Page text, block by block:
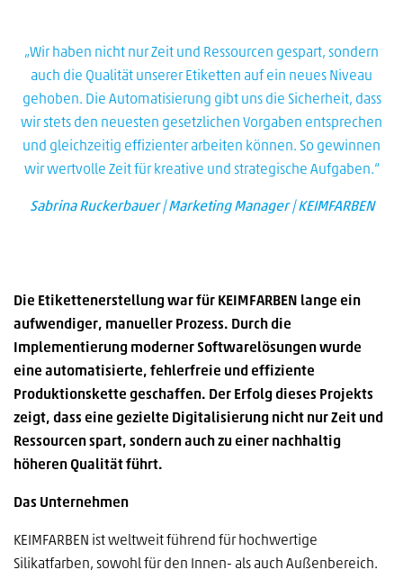
„Wir haben nicht nur Zeit und Ressourcen gespart, sondern
auch die Qualität unserer Etiketten auf ein neues Niveau
gehoben. Die Automatisierung gibt uns die Sicherheit, dass
wir stets den neuesten gesetzlichen Vorgaben entsprechen
und gleichzeitig effizienter arbeiten können. So gewinnen
wir wertvolle Zeit für kreative und strategische Aufgaben.“
Sabrina Ruckerbauer | Marketing Manager | KEIMFARBEN
Die Etikettenerstellung war für KEIMFARBEN lange ein
aufwendiger, manueller Prozess. Durch die
Implementierung moderner Softwarelösungen wurde
eine automatisierte, fehlerfreie und effiziente
Produktionskette geschaffen. Der Erfolg dieses Projekts
zeigt, dass eine gezielte Digitalisierung nicht nur Zeit und
Ressourcen spart, sondern auch zu einer nachhaltig
höheren Qualität führt.
Das Unternehmen
KEIMFARBEN ist weltweit führend für hochwertige
Silikatfarben, sowohl für den Innen- als auch Außenbereich.